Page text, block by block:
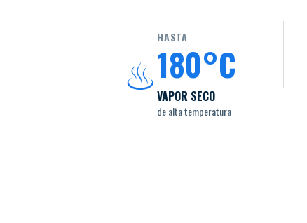
♨
HASTA
180°C
VAPOR SECO
de alta temperatura